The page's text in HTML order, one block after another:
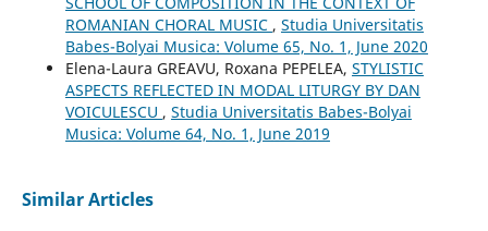
ROMANIAN CHORAL MUSIC , Studia Universitatis
Babes-Bolyai Musica: Volume 65, No. 1, June 2020
Elena-Laura GREAVU, Roxana PEPELEA, STYLISTIC
ASPECTS REFLECTED IN MODAL LITURGY BY DAN
VOICULESCU , Studia Universitatis Babes-Bolyai
Musica: Volume 64, No. 1, June 2019
Similar Articles